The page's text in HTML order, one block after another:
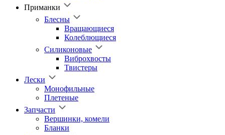
Приманки
Блесны
Вращающиеся
Колеблющиеся
Силиконовые
Виброхвосты
Твистеры
Лески
Монофильные
Плетеные
Запчасти
Вершинки, комели
Бланки